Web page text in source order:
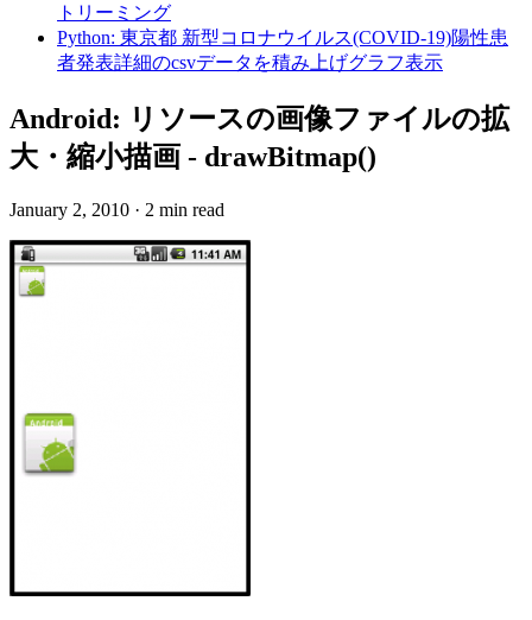
トリーミング
Python: 東京都 新型コロナウイルス(COVID-19)陽性患
者発表詳細のcsvデータを積み上げグラフ表示
Android: リソースの画像ファイルの拡
大・縮小描画 - drawBitmap()
January 2, 2010 · 2 min read